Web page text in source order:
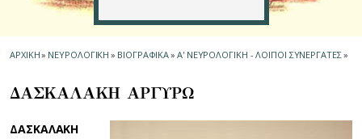
ΑΡΧΙΚΗ» ΝΕΥΡΟΛΟΓΙΚΗ » ΒΙΟΓΡΑΦΙΚΑ» Α' ΝΕΥΡΟΛΟΓΙΚΗ - ΛΟΙΠΟΙ ΣΥΝΕΡΓΑΤΕΣ»
ΔΑΣΚΑΛΑΚΗ ΑΡΓΥΡΩ
ΔΑΣΚΑΛΑΚΗ